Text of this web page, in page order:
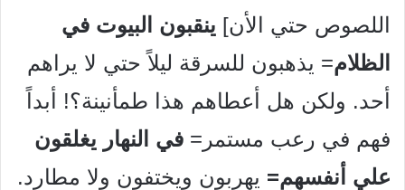
اللصوص حتي الأن] ينقبون البيوت في
الظلام= يذهبون للسرقة ليلاً حتي لا يراهم
أحد. ولكن هل أعطاهم هذا طمأنينة؟! أبداً
فهم في رعب مستمر= في النهار يغلقون
علي أنفسهم= يهربون ويختفون ولا مطارد.